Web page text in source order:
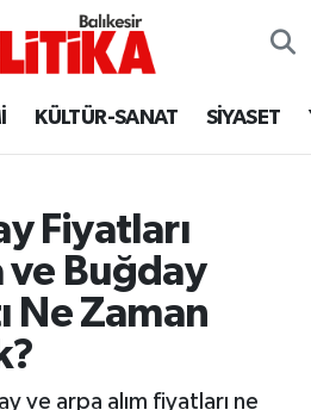
KÜLTÜR-SANAT SİYASET
Fiyatları
Buğday
Ne Zaman
ve arpa alım fiyatları ne
Haritası
ve Fikstür